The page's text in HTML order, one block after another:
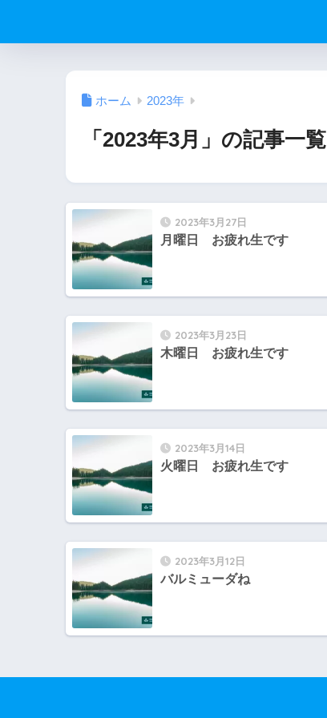
ホーム 2023年
「2023年3月」の記事一覧
2023年3月27日
月曜日 お疲れ生です
2023年3月23日
木曜日 お疲れ生です
2023年3月14日
火曜日 お疲れ生です
2023年3月12日
バルミューダね